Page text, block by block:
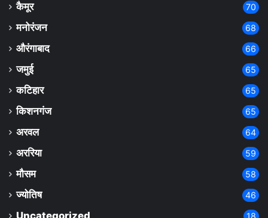
कैमूर 70
मनोरंजन 68
औरंगाबाद 66
जमुई 65
कटिहार 65
किशनगंज 65
अरवल 64
अररिया 59
मौसम 58
ज्योतिष 46